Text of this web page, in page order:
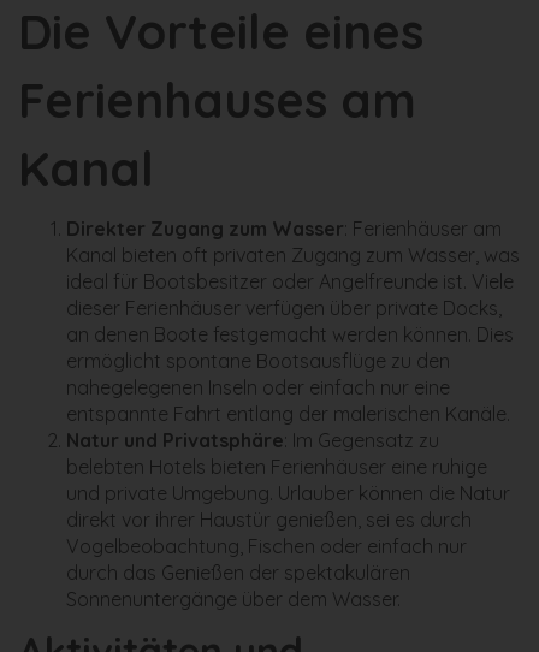
Die Vorteile eines
Ferienhauses am
Kanal
Direkter Zugang zum Wasser: Ferienhäuser am
Kanal bieten oft privaten Zugang zum Wasser, was
ideal für Bootsbesitzer oder Angelfreunde ist. Viele
dieser Ferienhäuser verfügen über private Docks,
an denen Boote festgemacht werden können. Dies
ermöglicht spontane Bootsausflüge zu den
nahegelegenen Inseln oder einfach nur eine
entspannte Fahrt entlang der malerischen Kanäle.
Natur und Privatsphäre: Im Gegensatz zu
belebten Hotels bieten Ferienhäuser eine ruhige
und private Umgebung. Urlauber können die Natur
direkt vor ihrer Haustür genießen, sei es durch
Vogelbeobachtung, Fischen oder einfach nur
durch das Genießen der spektakulären
Sonnenuntergänge über dem Wasser.